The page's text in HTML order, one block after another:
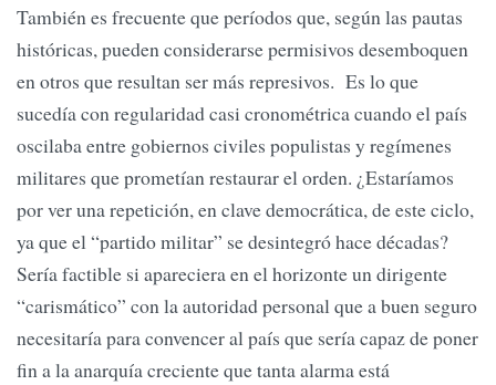
También es frecuente que períodos que, según las pautas
históricas, pueden considerarse permisivos desemboquen
en otros que resultan ser más represivos. Es lo que
sucedía con regularidad casi cronométrica cuando el país
oscilaba entre gobiernos civiles populistas y regímenes
militares que prometían restaurar el orden. ¿Estaríamos
por ver una repetición, en clave democrática, de este ciclo,
ya que el “partido militar” se desintegró hace décadas?
Sería factible si apareciera en el horizonte un dirigente
“carismático” con la autoridad personal que a buen seguro
necesitaría para convencer al país que sería capaz de poner
fin a la anarquía creciente que tanta alarma está